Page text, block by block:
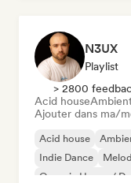
N3UX
Playlist
> 2800
Acid house
Ajouter dans ma/
Acid house
Indie Dance
Organic House /